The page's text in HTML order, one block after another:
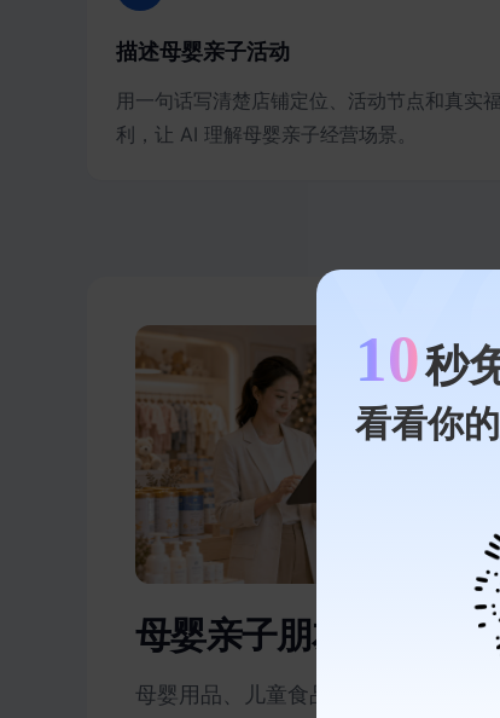
10秒
看看你
描述母婴亲子活动
用一句话写清楚店铺定位、活动节点和真实福
利，让 AI 理解母婴亲子经营场景。
母婴亲子朋友圈活动方
母婴用品、儿童食品和亲子生活馆可